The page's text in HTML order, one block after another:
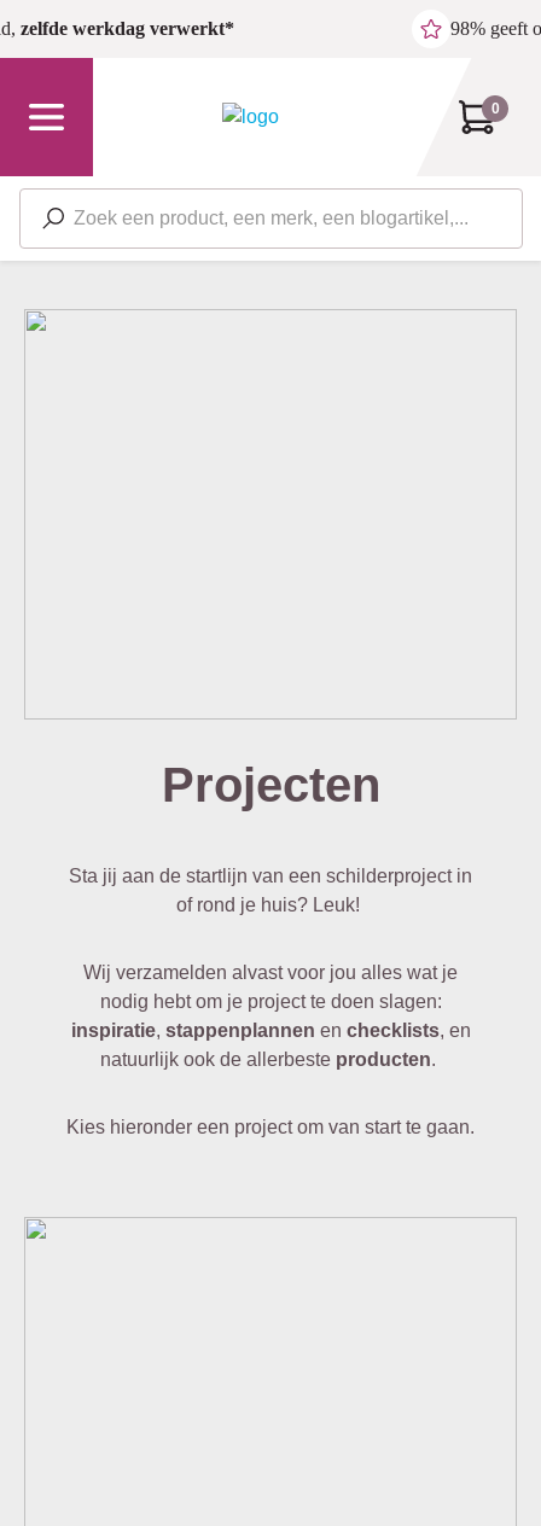
Ga naar de hoofdinhoud
zelfde werkdag verwerkt* 98% geeft
0
Projecten
Sta jij aan de startlijn van een schilderproject in
of rond je huis? Leuk!
Wij verzamelden alvast voor jou alles wat je
nodig hebt om je project te doen slagen:
inspiratie, stappenplannen en checklists, en
natuurlijk ook de allerbeste producten.
Kies hieronder een project om van start te gaan.